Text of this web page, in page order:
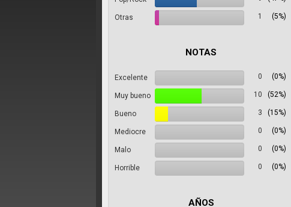
Otras 1 (5%)
NOTAS
Excelente 0 (0%)
Muy bueno 10 (52%)
Bueno 3 (15%)
Mediocre 0 (0%)
Malo 0 (0%)
Horrible 0 (0%)
AÑOS